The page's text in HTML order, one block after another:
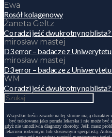
Ewa
Rosół kolagenowy
Żaneta Geltz
Co radzi jeść dwukrotny noblista?
mirosław mastej
D3 error – badacze z
mirosław mastej
D3 error – badacze z
WM
Co radzi jeść dwukrotny noblista?
Wszystkie treści zawarte na tej stronie mają
być traktowana jako porada lekarska i nie może być
gdyż nie umożliwia diagnozy choroby. Jeśli masz
lekarzem rodzinnym lub stosownym specjalistą.